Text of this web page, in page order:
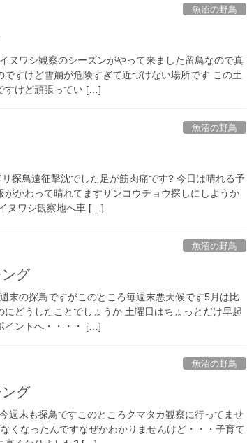
魚沼の野鳥
ヌワシ観察のシーズンがやって来ました留鳥なので真
すけど雪崩が危険すぎて近づけない場所です この土
すけど頑張ってい […]
魚沼の野鳥
探鳥遠征撃沈でした足が筋肉痛です? 今日は晴れる予
かわって晴れてますサンコウチョウ探しにしようか
ヌワシ観察地へ車 […]
魚沼の野鳥
グ
末の探鳥ですがこのところ毎週末悪天候です5月は比
どうしたことでしょうか 土曜日はちょっとだけ早起
イントへ・・・・ […]
魚沼の野鳥
グ
週末も探鳥ですこのところクマタカ観察に行ってませ
くなったんですなぜかわかりませんけど・・・子育て